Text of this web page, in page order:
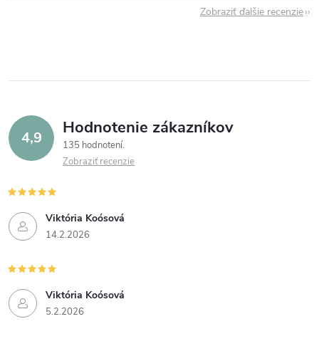
Zobraziť ďalšie recenzie
4,9 Hodnotenie zákazníkov
135 hodnotení
Zobraziť recenzie
Viktória Koósová
14.2.2026
Viktória Koósová
5.2.2026